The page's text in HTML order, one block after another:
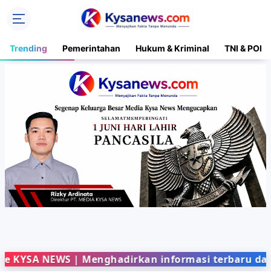
Trending Pemerintahan Hukum & Kriminal TNI &
| Menghadirkan informasi terbaru dari